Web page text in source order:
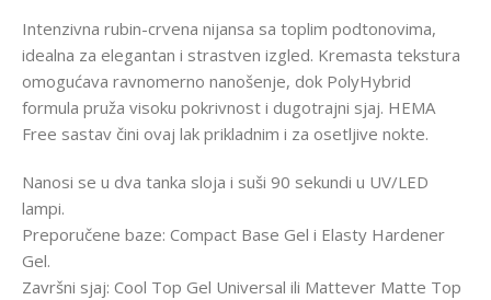
Intenzivna rubin-crvena nijansa sa toplim podtonovima,
idealna za elegantan i strastven izgled. Kremasta tekstura
omogućava ravnomerno nanošenje, dok PolyHybrid
formula pruža visoku pokrivnost i dugotrajni sjaj. HEMA
Free sastav čini ovaj lak prikladnim i za osetljive nokte.
Nanosi se u dva tanka sloja i suši 90 sekundi u UV/LED
lampi.
Preporučene baze: Compact Base Gel i Elasty Hardener
Gel.
Završni sjaj: Cool Top Gel Universal ili Mattever Matte Top